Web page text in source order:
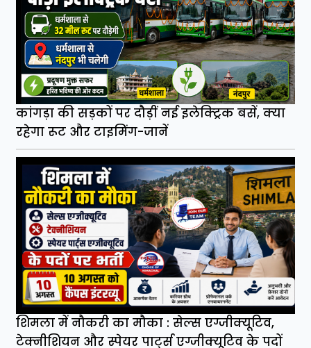
कांगड़ा की सड़कों पर दौड़ीं नई इलेक्ट्रिक बसें, क्या
रहेगा रूट और टाइमिंग-जानें
शिमला में नौकरी का मौका : सेल्स एग्जीक्यूटिव,
टेक्नीशियन और स्पेयर पार्ट्स एग्जीक्यूटिव के पदों